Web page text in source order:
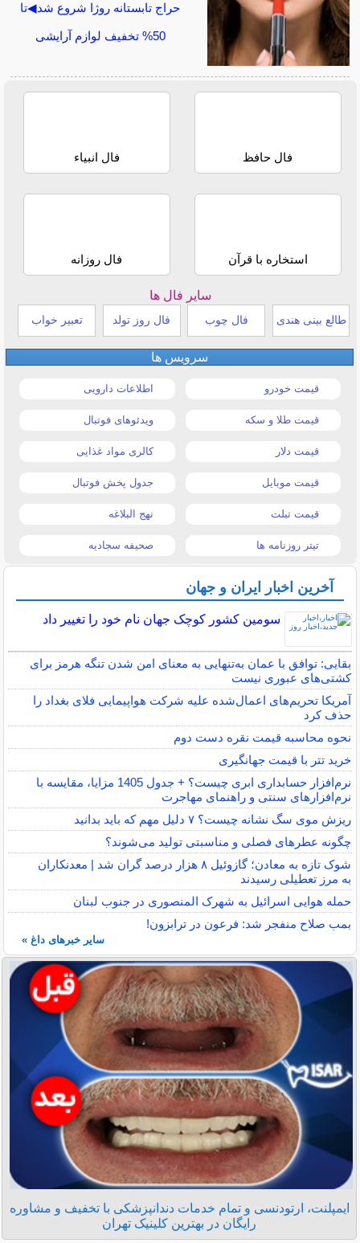
حراج تابستانه روژا شروع شد◀تا
50% تخفیف لوازم آرایشی
فال حافظ فال انبیاء
استخاره با قرآن فال روزانه
سایر فال ها
طالع بینی هندی فال چوب فال روز تولد تعبیر خواب
سرویس ها
قیمت خودرو اطلاعات دارویی
قیمت طلا و سکه ویدئوهای فوتبال
قیمت دلار کالری مواد غذایی
قیمت موبایل جدول پخش فوتبال
قیمت تبلت نهج البلاغه
تیتر روزنامه ها صحیفه سجادیه
آخرین اخبار ایران و جهان
سومین کشور کوچک جهان نام خود را تغییر داد
بقایی: توافق با عمان به‌تنهایی به معنای امن شدن تنگه هرمز برای
کشتی‌های عبوری نیست
آمریکا تحریم‌های اعمال‌شده علیه شرکت هواپیمایی فلای بغداد را
حذف کرد
نحوه محاسبه قیمت نقره دست دوم
خرید تتر با قیمت جهانگیری
نرم‌افزار حسابداری ابری چیست؟ + جدول 1405 مزایا، مقایسه با
نرم‌افزارهای سنتی و راهنمای مهاجرت
ریزش موی سگ نشانه چیست؟ ۷ دلیل مهم که باید بدانید
چگونه عطرهای فصلی و مناسبتی تولید می‌شوند؟
شوک تازه به معادن؛ گازوئیل ۸ هزار درصد گران شد | معدنکاران
به مرز تعطیلی رسیدند
حمله هوایی اسرائیل به شهرک المنصوری در جنوب لبنان
بمب صلاح منفجر شد: فرعون در ترابزون!
سایر خبرهای داغ »
ایمپلنت، ارتودنسی و تمام خدمات دندانپزشکی با تخفیف و مشاوره
رایگان در بهترین کلینیک تهران